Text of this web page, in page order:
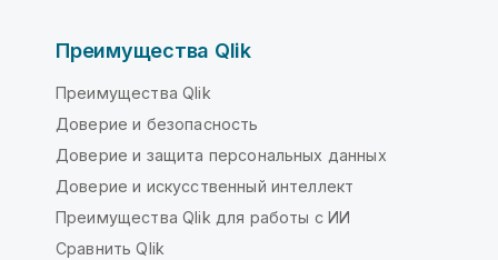
Преимущества Qlik
Преимущества Qlik
Доверие и безопасность
Доверие и защита персональных данных
Доверие и искусственный интеллект
Преимущества Qlik для работы с ИИ
Сравнить Qlik